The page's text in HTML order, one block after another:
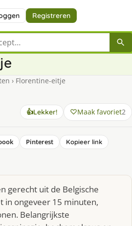
Registreren
› Florentine-eitje
👍Lekker! Maak favoriet2
Pinterest
Kopieer link
gerecht uit de Belgische
in ongeveer 15 minuten,
Belangrijkste